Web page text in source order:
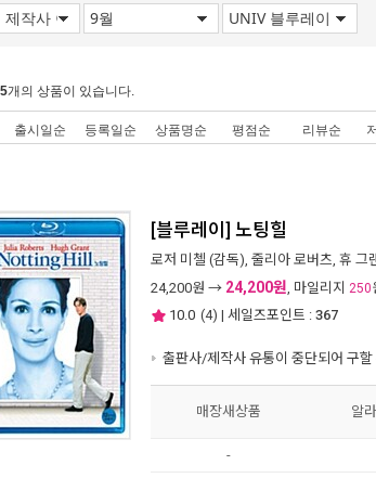
개의 상품이 있습니다.
출시일순 등록일순 상품명순 평점순 리뷰순
[블루레이] 노팅힐
로저 미첼 (감독), 줄리아 로버츠, 휴 그
24,200원 → 24,200원, 마일리지 250
10.0 (4) | 세일즈포인트 : 367
출판사/제작사 유통이 중단되어 구할
매장새상품 알
-